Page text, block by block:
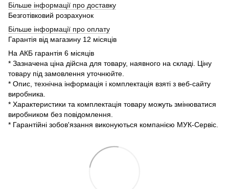
Більше інформації про доставку
Безготівковий розрахунок
Більше інформації про оплату
Гарантія від магазину 12 місяців
На АКБ гарантія 6 місяців
* Зазначена ціна дійсна для товару, наявного на складі. Ціну
товару під замовлення уточнюйте.
* Опис, технічна інформація і комплектація взяті з веб-сайту
виробника.
* Характеристики та комплектація товару можуть змінюватися
виробником без повідомлення.
* Гарантійні зобов'язання виконуються компанією МУК-Сервіс.